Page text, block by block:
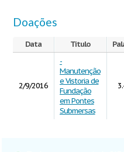
Doações
Data Título
2/9/2016
-
Manutenção
e Vistoria de
Fundação
em Pontes
Submersas